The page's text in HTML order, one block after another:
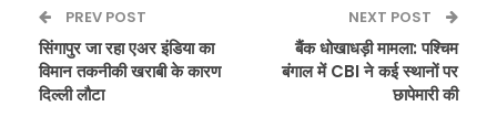
PREV POST
सिंगापुर जा रहा एअर इंडिया का
विमान तकनीकी खराबी के कारण
दिल्ली लौटा
NEXT POST
बैंक धोखाधड़ी मामला: पश्चिम
बंगाल में CBI ने कई स्थानों पर
छापेमारी की